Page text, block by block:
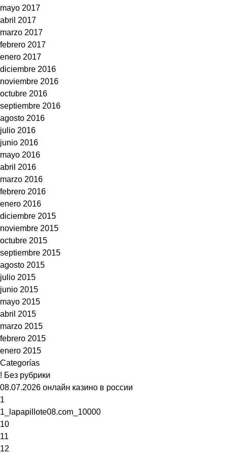
mayo 2017
abril 2017
marzo 2017
febrero 2017
enero 2017
diciembre 2016
noviembre 2016
octubre 2016
septiembre 2016
agosto 2016
julio 2016
junio 2016
mayo 2016
abril 2016
marzo 2016
febrero 2016
enero 2016
diciembre 2015
noviembre 2015
octubre 2015
septiembre 2015
agosto 2015
julio 2015
junio 2015
mayo 2015
abril 2015
marzo 2015
febrero 2015
enero 2015
Categorías
! Без рубрики
08.07.2026 онлайн казино в россии
1
1_lapapillote08.com_10000
10
11
12